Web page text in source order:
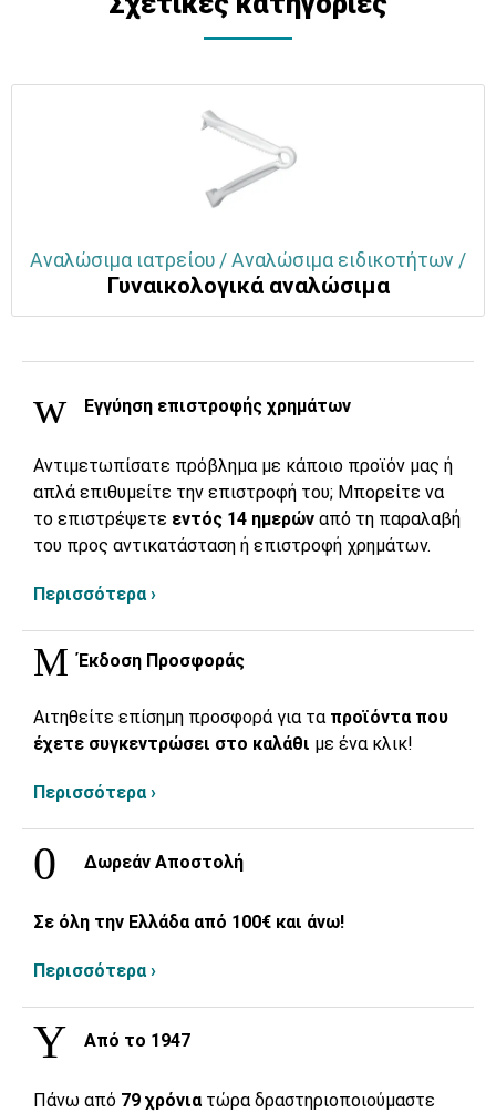
Αναλώσιμα ιατρείου / Αναλώσιμα ειδικοτήτων /
Γυναικολογικά αναλώσιμα
Εγγύηση επιστροφής χρημάτων
Αντιμετωπίσατε πρόβλημα με κάποιο προϊόν μας ή
απλά επιθυμείτε την επιστροφή του; Μπορείτε να
το επιστρέψετε εντός 14 ημερών από τη παραλαβή
του προς αντικατάσταση ή επιστροφή χρημάτων.
Περισσότερα ›
Έκδοση Προσφοράς
Αιτηθείτε επίσημη προσφορά για τα προϊόντα που
έχετε συγκεντρώσει στο καλάθι με ένα κλικ!
Περισσότερα ›
Δωρεάν Αποστολή
Σε όλη την Ελλάδα από 100€ και άνω!
Περισσότερα ›
Από το 1947
Πάνω από 79 χρόνια τώρα δραστηριοποιούμαστε